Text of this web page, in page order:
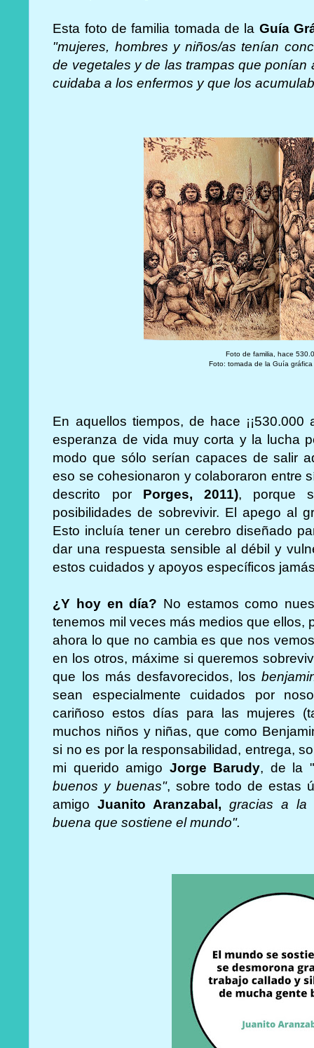
Esta foto de familia tomada de la Guía
"mujeres, hombres y niños/as tenían
de vegetales y de las trampas que
cuidaba a los enfermos y que los
Foto de familia, hace
Foto: tomada de la Guía
En aquellos tiempos, de hace
esperanza de vida muy corta y la lucha
modo que sólo serían capaces de salir
eso se cohesionaron y colaboraron entre
descrito por Porges, 2011), porque
posibilidades de sobrevivir. El apego al
Esto incluía tener un cerebro diseñado
dar una respuesta sensible al débil y
estos cuidados y apoyos específicos
¿Y hoy en día? No estamos como
tenemos mil veces más medios que ellos,
ahora lo que no cambia es que nos
en los otros, máxime si queremos
que los más desfavorecidos, los
sean especialmente cuidados por
cariñoso estos días para las mujeres
muchos niños y niñas, que como
si no es por la responsabilidad, entrega,
mi querido amigo Jorge Barudy, de la "
buenos y buenas", sobre todo de estas
amigoJuanito Aranzabal, gracias a la
buena que sostiene el mundo".